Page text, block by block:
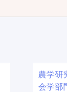
農学
会学部